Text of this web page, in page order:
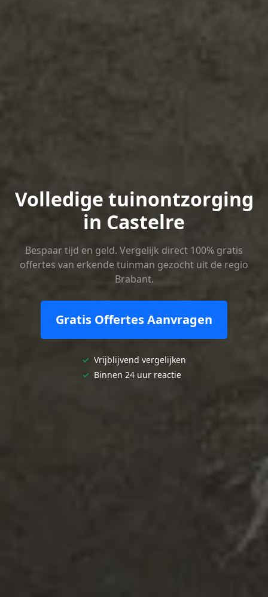
Volledige tuinontzorging
in Castelre
Bespaar tijd en geld. Vergelijk direct 100% gratis
offertes van erkende tuinman gezocht uit de regio
Brabant.
Gratis Offertes Aanvragen
✓ Vrijblijvend vergelijken
✓ Binnen 24 uur reactie